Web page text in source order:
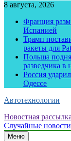
8 августа, 2026
Франция
Испанией
Трамп
ракеты для
Польша
разведчика в
Россия
Одессе
Автотехнологии
Новостная рассылка
Случайные новости
Меню